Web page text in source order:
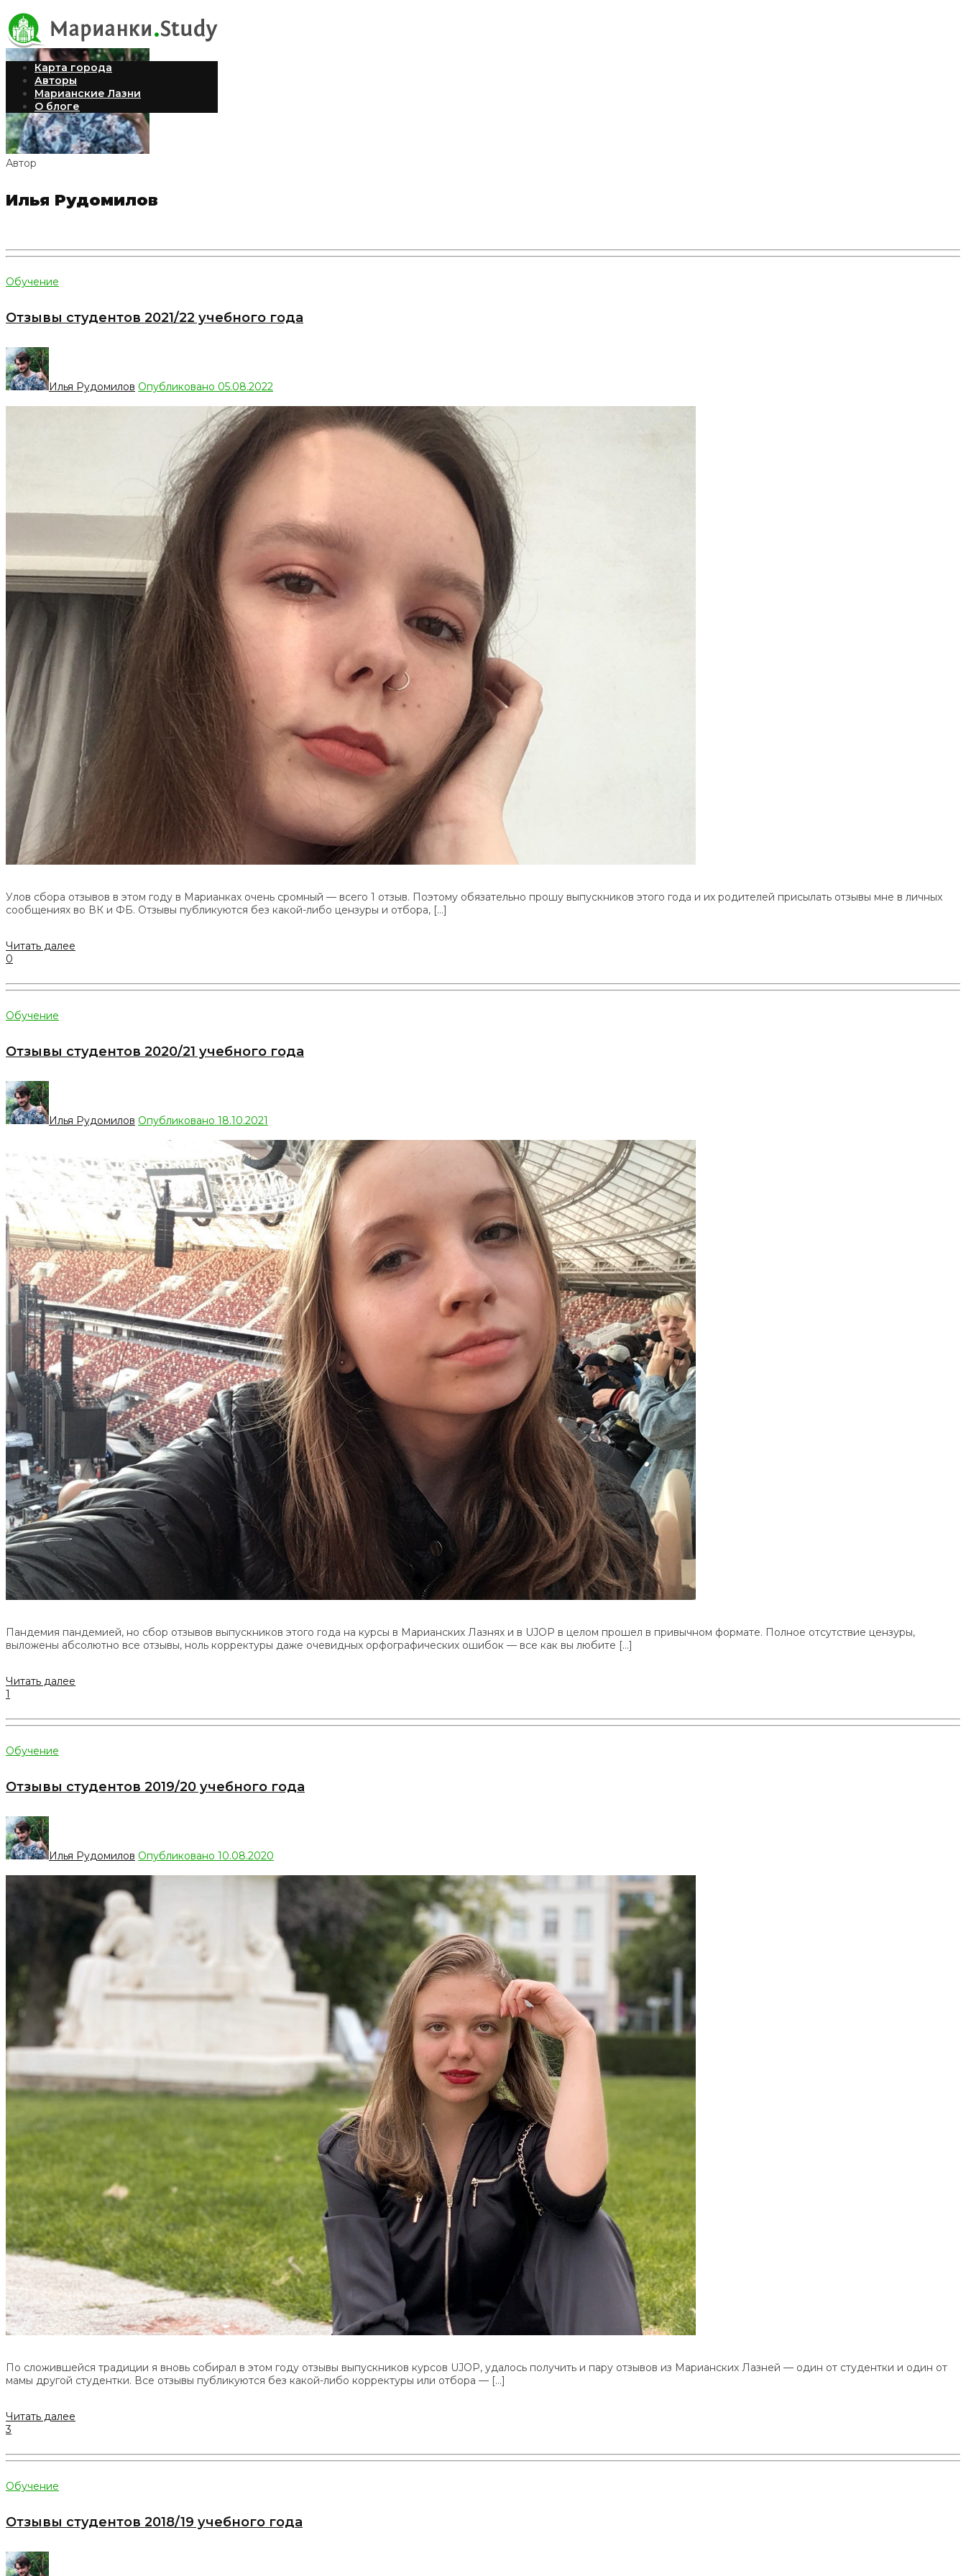
Карта города
Авторы
Марианские Лазни
О блоге
Автор
Илья Рудомилов
Обучение
Отзывы студентов 2021/22 учебного года
Илья Рудомилов Опубликовано 05.08.2022
Улов сбора отзывов в этом году в Марианках очень сромный — всего 1 отзыв. Поэтому обязательно прошу выпускников этого года и их родителей присылать отзывы мне в личных
сообщениях во ВК и ФБ. Отзывы публикуются без какой-либо цензуры и отбора, […]
Читать далее
0
Обучение
Отзывы студентов 2020/21 учебного года
Илья Рудомилов Опубликовано 18.10.2021
Пандемия пандемией, но сбор отзывов выпускников этого года на курсы в Марианских Лазнях и в UJOP в целом прошел в привычном формате. Полное отсутствие цензуры,
выложены абсолютно все отзывы, ноль корректуры даже очевидных орфографических ошибок — все как вы любите […]
Читать далее
1
Обучение
Отзывы студентов 2019/20 учебного года
Илья Рудомилов Опубликовано 10.08.2020
По сложившейся традиции я вновь собирал в этом году отзывы выпускников курсов UJOP, удалось получить и пару отзывов из Марианских Лазней — один от студентки и один от
мамы другой студентки. Все отзывы публикуются без какой-либо корректуры или отбора — […]
Читать далее
3
Обучение
Отзывы студентов 2018/19 учебного года